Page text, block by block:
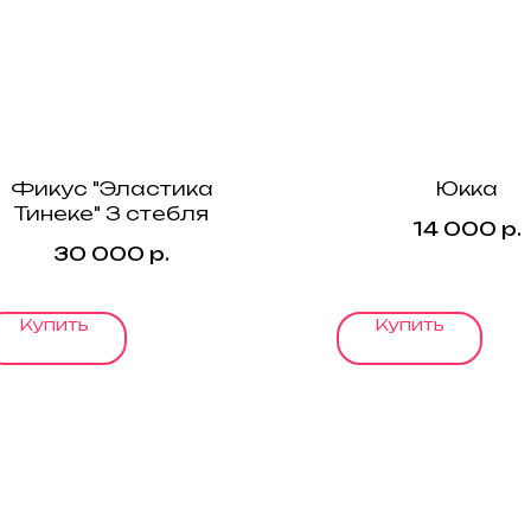
Фикус "Эластика
Тинеке" 3 стебля
30 000 р.
Купить
Юкка
14 000 р.
Купить